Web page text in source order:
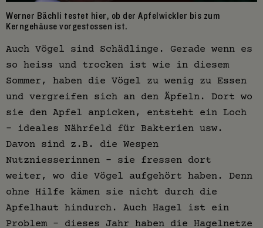
Werner Bächli testet hier, ob der Apfelwickler bis zum
Kerngehäuse vorgestossen ist.
Auch Vögel sind Schädlinge. Gerade wenn es
so heiss und trocken ist wie in diesem
Sommer, haben die Vögel zu wenig zu Essen
und vergreifen sich an den Äpfeln. Dort wo
sie den Apfel anpicken, entsteht ein Loch
– ideales Nährfeld für Bakterien usw.
Davon sind z.B. die Wespen
Nutzniesserinnen – sie fressen dort
weiter, wo die Vögel aufgehört haben. Denn
ohne Hilfe kämen sie nicht durch die
Apfelhaut hindurch. Auch Hagel ist ein
Problem – dieses Jahr haben die Hagelnetze